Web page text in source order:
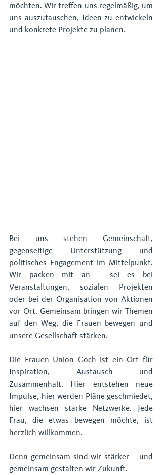
möchten. Wir treffen uns regelmäßig, um
uns auszutauschen, Ideen zu entwickeln
und konkrete Projekte zu planen.
Bei uns stehen Gemeinschaft,
gegenseitige Unterstützung und
politisches Engagement im Mittelpunkt.
Wir packen mit an – sei es bei
Veranstaltungen, sozialen Projekten
oder bei der Organisation von Aktionen
vor Ort. Gemeinsam bringen wir Themen
auf den Weg, die Frauen bewegen und
unsere Gesellschaft stärken.
Die Frauen Union Goch ist ein Ort für
Inspiration, Austausch und
Zusammenhalt. Hier entstehen neue
Impulse, hier werden Pläne geschmiedet,
hier wachsen starke Netzwerke. Jede
Frau, die etwas bewegen möchte, ist
herzlich willkommen.
Denn gemeinsam sind wir stärker – und
gemeinsam gestalten wir Zukunft.